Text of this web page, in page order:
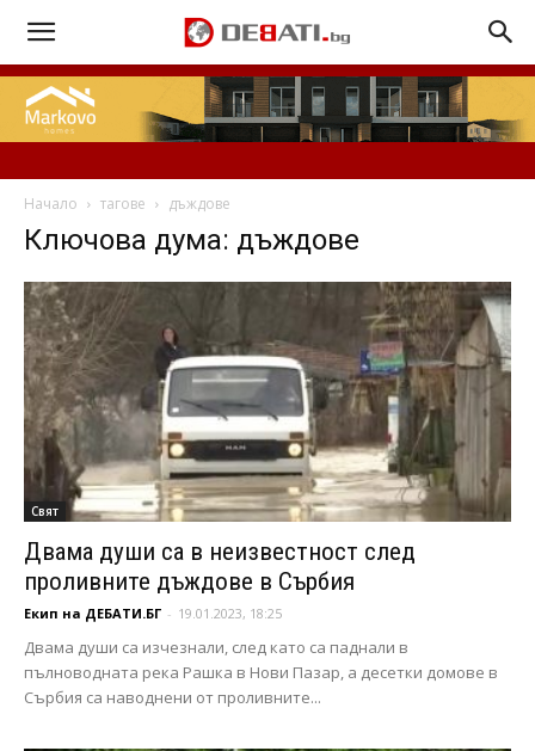
Начало тагове дъждове
Ключова дума: дъждове
Свят
Двама души са в неизвестност след
проливните дъждове в Сърбия
Екип на ДЕБАТИ.БГ - 19.01.2023, 18:25
Двама души са изчезнали, след като са паднали в
пълноводната река Рашка в Нови Пазар, а десетки домове в
Сърбия са наводнени от проливните...